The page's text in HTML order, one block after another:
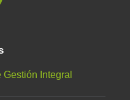
Integral